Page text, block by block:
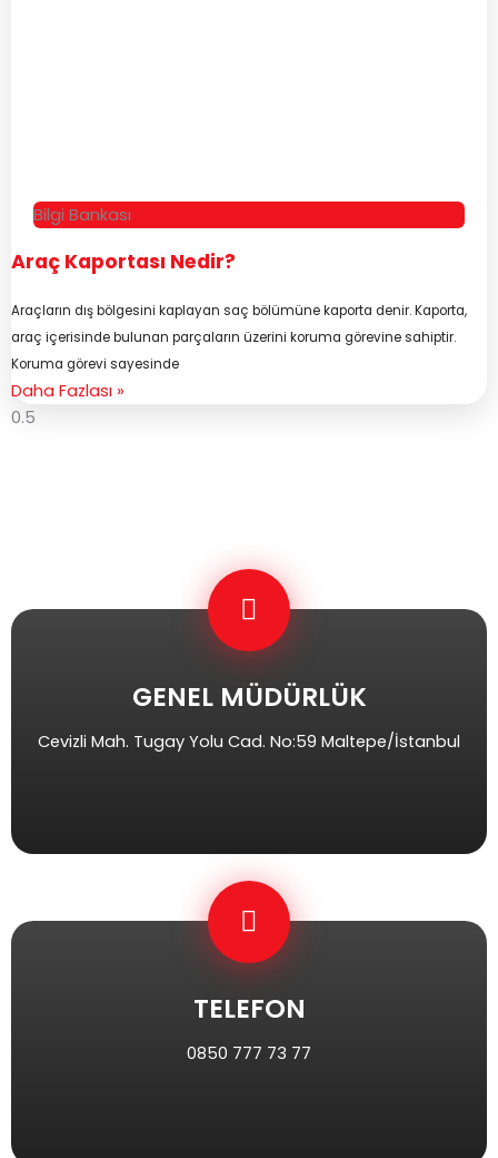
Bilgi Bankası
Araç Kaportası Nedir?
Araçların dış bölgesini kaplayan saç bölümüne kaporta denir. Kaporta,
araç içerisinde bulunan parçaların üzerini koruma görevine sahiptir.
Koruma görevi sayesinde
Daha Fazlası »
GENEL MÜDÜRLÜK
Cevizli Mah. Tugay Yolu Cad. No:59 Maltepe/İstanbul
TELEFON
0850 777 73 77